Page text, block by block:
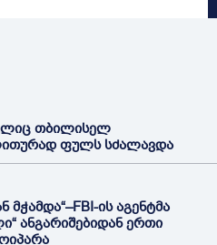
თბილისელ
ფულს სძალავდა
მჭამდა“–FBI-ის აგენტმა
ანგარიშებიდან ერთი